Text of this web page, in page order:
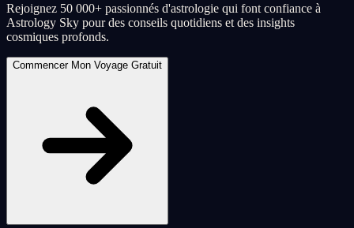
Rejoignez 50 000+ passionnés d'astrologie qui font confiance à
Astrology Sky pour des conseils quotidiens et des insights
cosmiques profonds.
Commencer Mon Voyage Gratuit